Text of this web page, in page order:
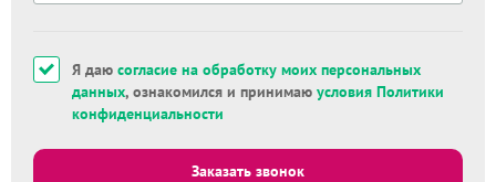
Я даю согласие на обработку моих персональных
данных, ознакомился и принимаю условия Политики
конфиденциальности
Заказать звонок